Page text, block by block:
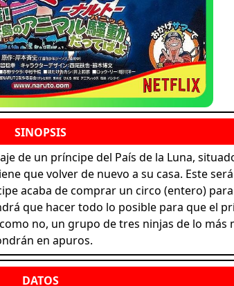
de un príncipe del País de la Luna,
que volver de nuevo a su casa. Este
acaba de comprar un circo (entero)
que hacer todo lo posible para que el
no, un grupo de tres ninjas de lo más
en apuros.